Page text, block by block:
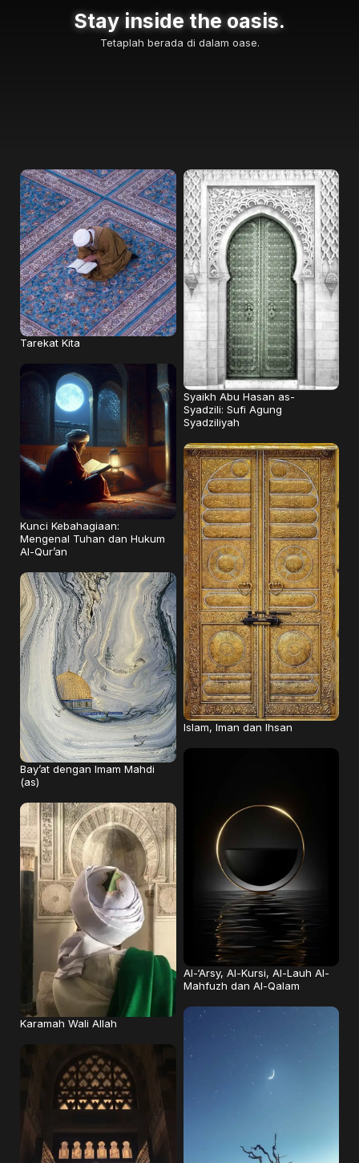
Stay inside the oasis.
Tetaplah berada di dalam oase.
Tarekat Kita
Syaikh Abu Hasan as-
Syadzili: Sufi Agung
Syadziliyah
Kunci Kebahagiaan:
Mengenal Tuhan dan Hukum
Al-Qur’an
Islam, Iman dan Ihsan
Bay’at dengan Imam Mahdi
(as)
Al-‘Arsy, Al-Kursi, Al-Lauh Al-
Mahfuzh dan Al-Qalam
Karamah Wali Allah